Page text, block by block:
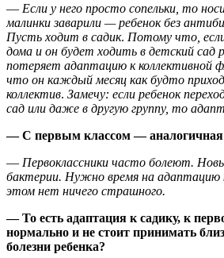
— Если у него просто сопельки, то
малинки заварили — ребенок без
Пусть ходит в садик. Потому что,
дома и он будет ходить в детский сад
потеряет адаптацию к коллективной
что он каждый месяц как будто
коллектив. Замечу: если ребенок
сад или даже в другую группу, то
— С первым классом — аналогичная
— Первоклассники часто болеют.
бактерии. Нужно время на адаптацию
этом нет ничего страшного.
— То есть адаптация к садику, к
нормально и не стоит принимать
болезни ребенка?